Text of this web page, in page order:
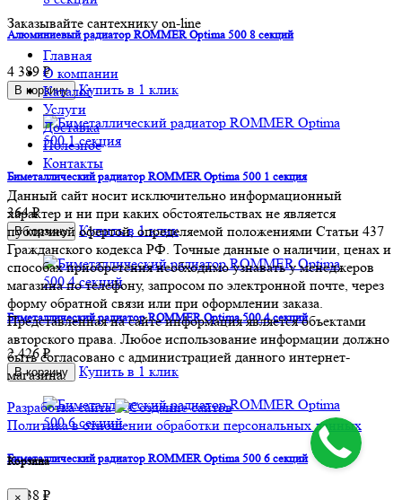
Алюминиевый радиатор ROMMER Optima 500 8 секций
4 389 ₽
В корзину Купить в 1 клик
Биметаллический радиатор ROMMER Optima 500 1 секция
364 ₽
В корзину Купить в 1 клик
Биметаллический радиатор ROMMER Optima 500 4 секций
2 426 ₽
В корзину Купить в 1 клик
Биметаллический радиатор ROMMER Optima 500 6 секций
3 638 ₽
Заказывайте сантехнику on-line
Главная
О компании
Каталог
Услуги
Доставка
Полезное
Контакты
Данный сайт носит исключительно информационный
характер и ни при каких обстоятельствах не является
публичной офертой, определяемой положениями Статьи 437
Гражданского кодекса РФ. Точные данные о наличии, ценах и
способах приобретения необходимо узнавать у менеджеров
магазина по телефону, запросом по электронной почте, через
форму обратной связи или при оформлении заказа.
Представленная на сайте информация является объектами
авторского права. Любое использование информации должно
быть согласовано с администрацией данного интернет-
магазина.
Разработка сайта
Политика в отношении обработки персональных данных
Корзина